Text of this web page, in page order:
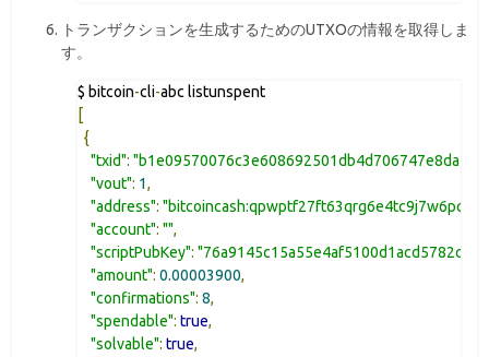
トランザクションを生成するためのUTXOの情報を取得しま
す。
$ bitcoin-cli-
[
{
"txid":
"vout": 1,
"address":
"account": "",
"scriptPubKey":
"amount": 0.00003900,
"confirmations": 8,
"spendable": true,
"solvable": true,